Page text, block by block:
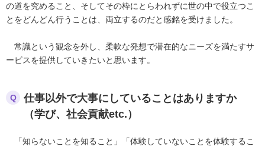
の道を究めること、そしてその枠にとらわれずに世の中で役立つこ
とをどんどん行うことは、両立するのだと感銘を受けました。
常識という観念を外し、柔軟な発想で潜在的なニーズを満たすサ
ービスを提供していきたいと思います。
Q
仕事以外で大事にしていることはありますか
（学び、社会貢献etc.）
「知らないことを知ること」「体験していないことを体験するこ